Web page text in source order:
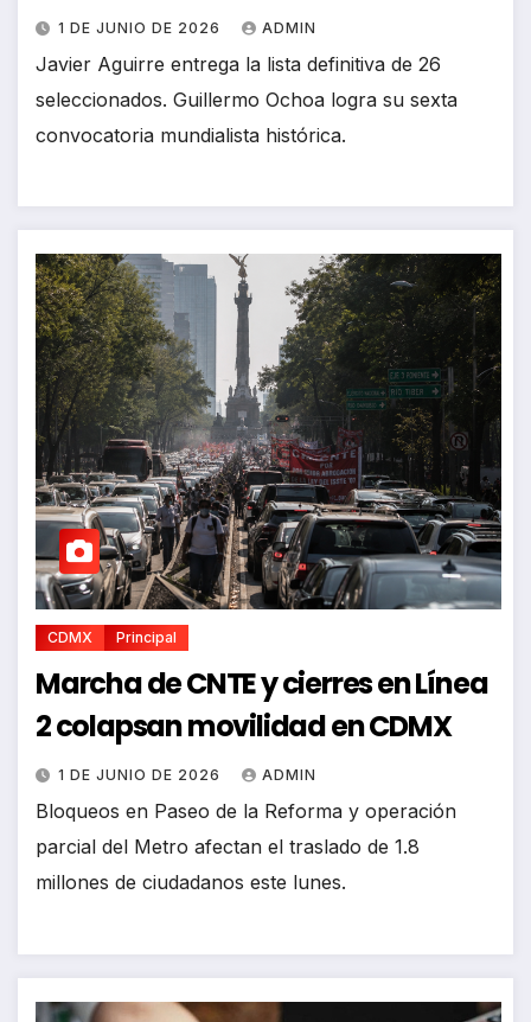
1 DE JUNIO DE 2026 ADMIN
Javier Aguirre entrega la lista definitiva de 26
seleccionados. Guillermo Ochoa logra su sexta
convocatoria mundialista histórica.
CDMX Principal
Marcha de CNTE y cierres en Línea
2 colapsan movilidad en CDMX
1 DE JUNIO DE 2026 ADMIN
Bloqueos en Paseo de la Reforma y operación
parcial del Metro afectan el traslado de 1.8
millones de ciudadanos este lunes.